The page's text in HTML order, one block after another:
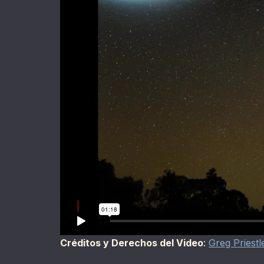
Créditos y Derechos del Video: Greg